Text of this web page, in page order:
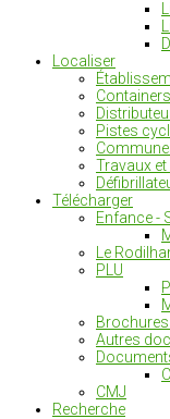
Localiser
Pistes
Travaux
Télécharger
Enfance -
Le
PLU
Autres
CMJ
Recherche